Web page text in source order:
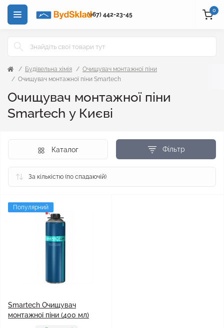
(067) 442-23-45
0
Будівельна хімія
Очищувач монтажної піни
Очищувач монтажної піни Smartech
Очищувач монтажної піни
Smartech у Києві
Фільтр
Каталог
Популярний
Smartech Очищувач
монтажної піни (400 мл)